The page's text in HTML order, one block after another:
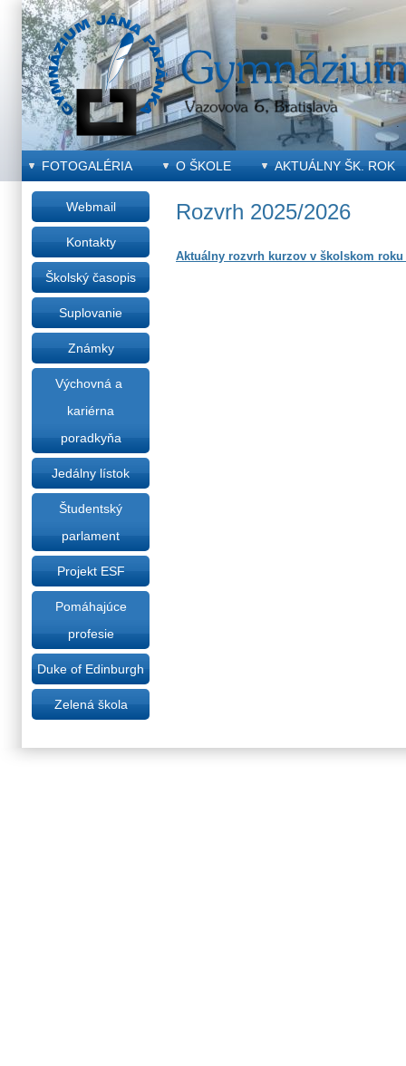
FOTOGALÉRIA O ŠKOLE AKTUÁLNY ŠK. ROK
Rozvrh 2025/2026
Aktuálny rozvrh kurzov v školskom roku
Webmail
Kontakty
Školský časopis
Suplovanie
Známky
Výchovná a
kariérna
poradkyňa
Jedálny lístok
Študentský
parlament
Projekt ESF
Pomáhajúce
profesie
Duke of Edinburgh
Zelená škola